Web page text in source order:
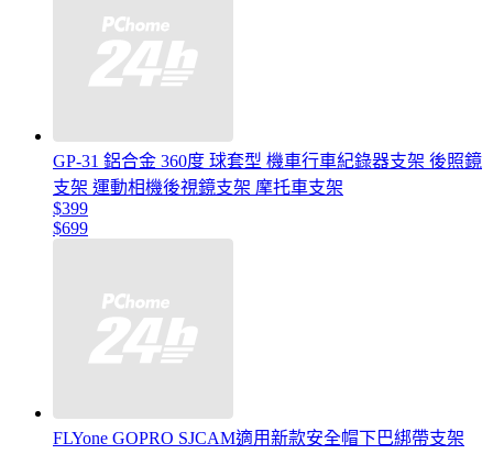
GP-31 鋁合金 360度 球套型 機車行車紀錄器支架 後照鏡
支架 運動相機後視鏡支架 摩托車支架
$399
$699
FLYone GOPRO SJCAM適用新款安全帽下巴綁帶支架